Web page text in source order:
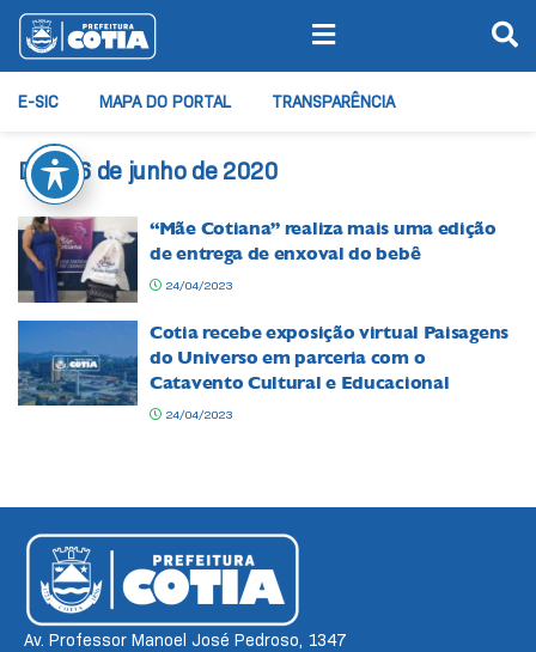
E-SIC MAPA DO PORTAL TRANSPARÊNCIA
Dia:26 de junho de 2020
“Mãe Cotiana” realiza mais uma edição
de entrega de enxoval do bebê
24/04/2023
Cotia recebe exposição virtual Paisagens
do Universo em parceria com o
Catavento Cultural e Educacional
24/04/2023
Av. Professor Manoel José Pedroso, 1347